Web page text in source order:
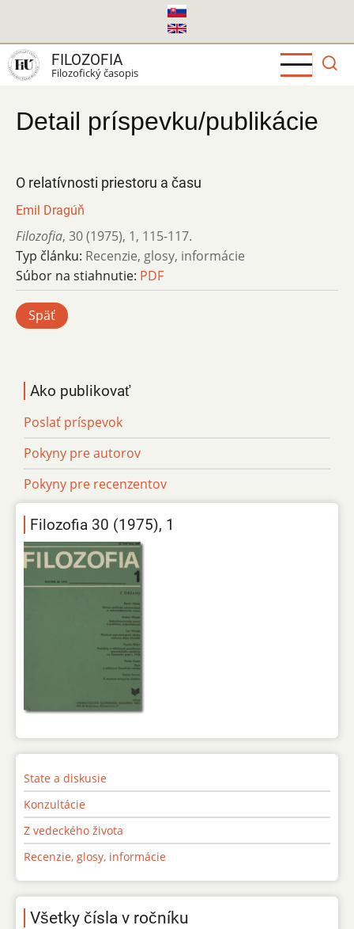
hlavný
obsah
FILOZOFIA
Filozofický časopis
Detail príspevku/publikácie
O relatívnosti priestoru a času
Emil Dragúň
Filozofia, 30 (1975), 1, 115-117.
Typ článku: Recenzie, glosy, informácie
Súbor na stiahnutie: PDF
Späť
Ako publikovať
Poslať príspevok
Pokyny pre autorov
Pokyny pre recenzentov
Filozofia 30 (1975), 1
State a diskusie
Konzultácie
Z vedeckého života
Recenzie, glosy, informácie
Všetky čísla v ročníku